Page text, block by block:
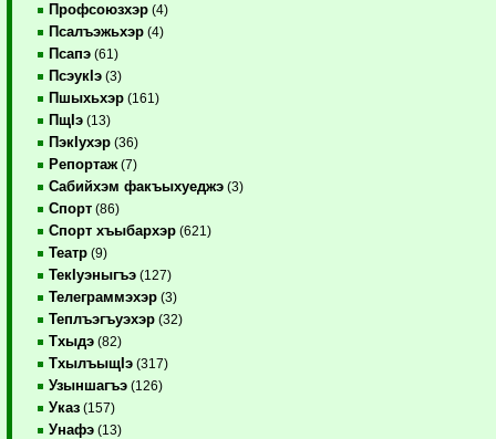
Профсоюзхэр (4)
Псалъэжьхэр (4)
Псапэ (61)
ПсэукIэ (3)
Пшыхьхэр (161)
ПщIэ (13)
ПэкIухэр (36)
Репортаж (7)
Сабийхэм факъыхуеджэ (3)
Спорт (86)
Спорт хъыбархэр (621)
Театр (9)
ТекIуэныгъэ (127)
Телеграммэхэр (3)
Теплъэгъуэхэр (32)
Тхыдэ (82)
ТхылъыщIэ (317)
Узыншагъэ (126)
Указ (157)
Унафэ (13)